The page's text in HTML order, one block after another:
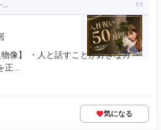
像】 ・人と話すことが好きな方 ・
...
気になる